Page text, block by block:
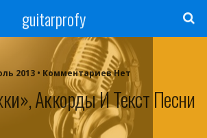
guitarprofy
2013 • Комментариев Нет
Аккорды И Текст Песни